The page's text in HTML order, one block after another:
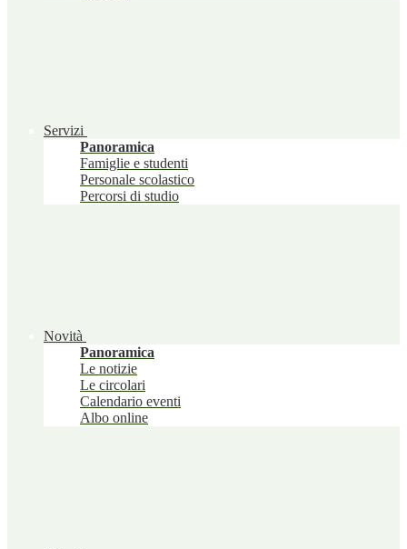
Servizi
Panoramica
Famiglie e studenti
Personale scolastico
Percorsi di studio
Novità
Panoramica
Le notizie
Le circolari
Calendario eventi
Albo online